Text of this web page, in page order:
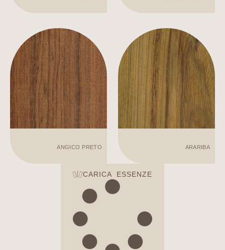
ANGICO PRETO ARARIBA
CARICA ESSENZE